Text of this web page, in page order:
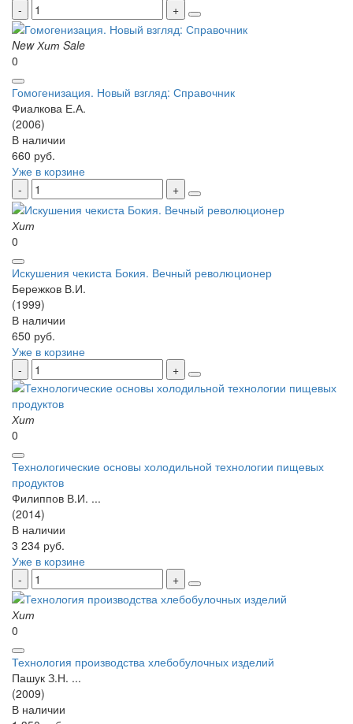
New Хит Sale
0
Гомогенизация. Новый взгляд: Справочник
Фиалкова Е.А.
(2006)
В наличии
660 руб.
Уже в корзине
Хит
0
Искушения чекиста Бокия. Вечный революционер
Бережков В.И.
(1999)
В наличии
650 руб.
Уже в корзине
Хит
0
Технологические основы холодильной технологии пищевых
продуктов
Филиппов В.И. ...
(2014)
В наличии
3 234 руб.
Уже в корзине
Хит
0
Технология производства хлебобулочных изделий
Пашук З.Н. ...
(2009)
В наличии